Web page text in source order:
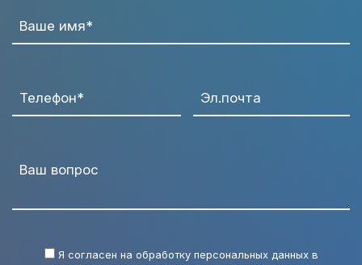
Ваше имя*
Телефон* Эл.почта
Ваш вопрос
Я согласен на обработку персональных данных в